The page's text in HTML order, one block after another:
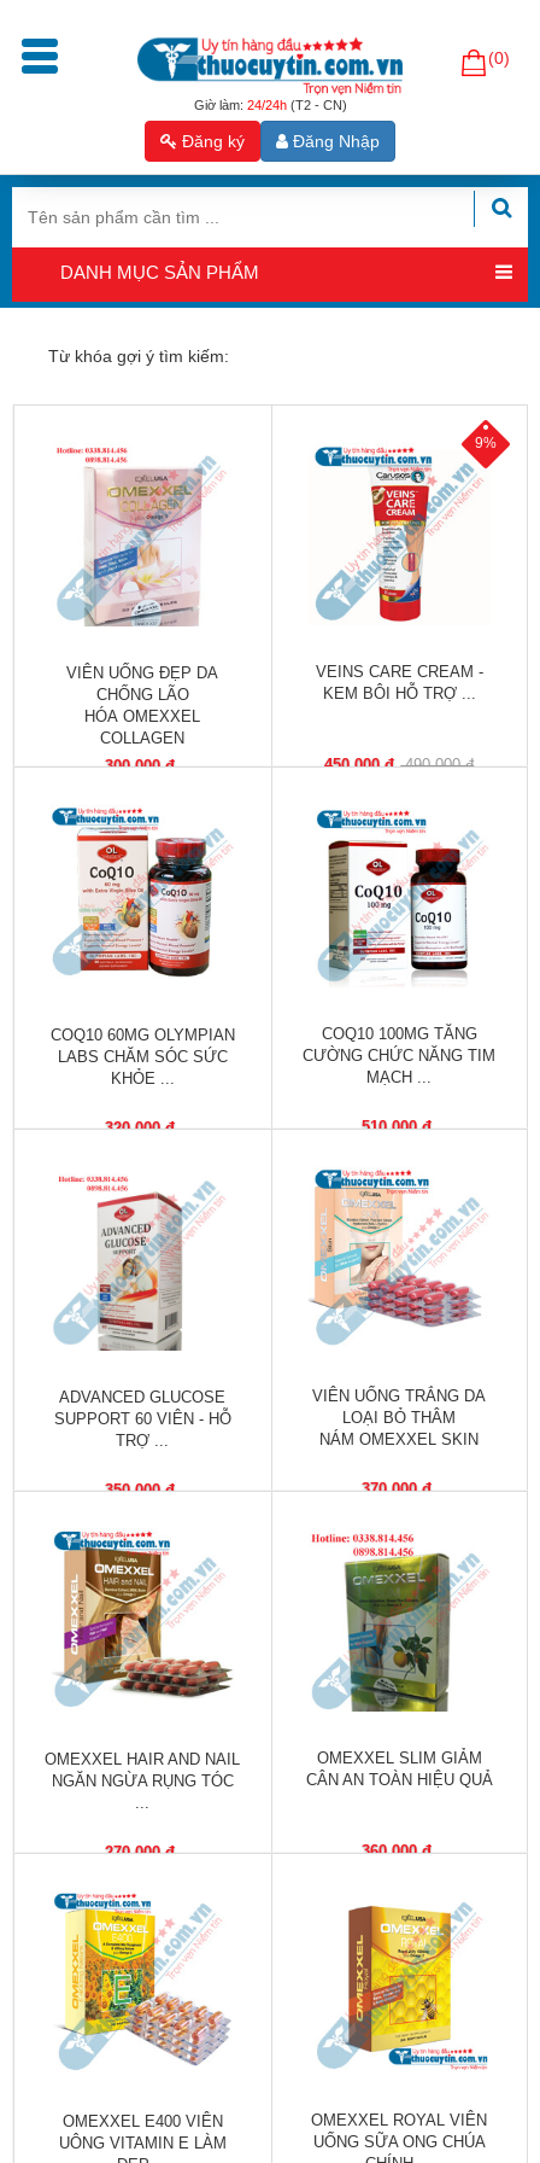
Giờ làm: 24/24h(T2 - CN)
(0)
Đăng ký Đăng Nhập
Trang
phẩm
Tăng
sinh
lý
trợ
sản
nam
trợ
sinh
sản
Làm
đẹp,
Chống
Oxy
Ăn
ngon,
ngủ
ngon
Chăm
khỏe
Khoáng
Thuốc
giảm
cân
Thuốc
tăng
cân
Não,
Thần
Gan,
Thận,
Tiêu
hóa
Cơ
Khớp
Kháng
Nhiễm
khuẩn
Tai,
Mũi,
Họng,
Hô
Chống
viêm,
DANH MỤC SẢN PHẨM
Từ khóa gợi ý tìm kiếm:
VIÊN UỐNG ĐẸP DA
CHỐNG LÃO
HÓA OMEXXEL
COLLAGEN
300,000 đ
9%
VEINS CARE CREAM -
KEM BÔI HỖ TRỢ ...
450,000 đ 490,000 đ
COQ10 60MG OLYMPIAN
LABS CHĂM SÓC SỨC
KHỎE ...
320,000 đ
COQ10 100MG TĂNG
CƯỜNG CHỨC NĂNG TIM
MẠCH ...
510,000 đ
ADVANCED GLUCOSE
SUPPORT 60 VIÊN - HỖ
TRỢ ...
350,000 đ
VIÊN UỐNG TRẮNG DA
LOẠI BỎ THÂM
NÁM OMEXXEL SKIN
370,000 đ
OMEXXEL HAIR AND NAIL
NGĂN NGỪA RỤNG TÓC
270,000 đ
OMEXXEL SLIM GIẢM
CÂN AN TOÀN HIỆU QUẢ
360,000 đ
OMEXXEL E400 VIÊN
UÔNG VITAMIN E LÀM
OMEXXEL ROYAL VIÊN
UỐNG SỮA ONG CHÚA